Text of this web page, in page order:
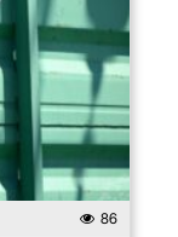
86